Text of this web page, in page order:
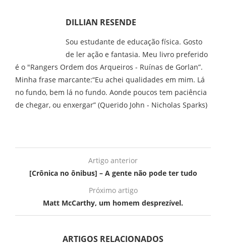
DILLIAN RESENDE
Sou estudante de educação física. Gosto
de ler ação e fantasia. Meu livro preferido
é o "Rangers Ordem dos Arqueiros - Ruínas de Gorlan”.
Minha frase marcante:“Eu achei qualidades em mim. Lá
no fundo, bem lá no fundo. Aonde poucos tem paciência
de chegar, ou enxergar” (Querido John - Nicholas Sparks)
Artigo anterior
[Crônica no ônibus] – A gente não pode ter tudo
Próximo artigo
Matt McCarthy, um homem desprezível.
ARTIGOS RELACIONADOS